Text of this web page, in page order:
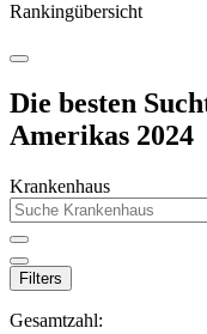
Rankingübersicht
Die besten
Amerikas 2024
Krankenhaus
Filters
Gesamtzahl: